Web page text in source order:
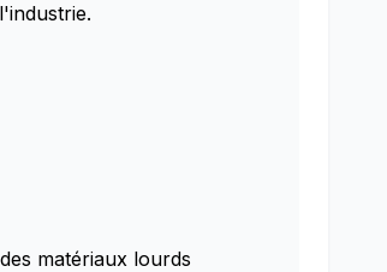
matériaux lourds